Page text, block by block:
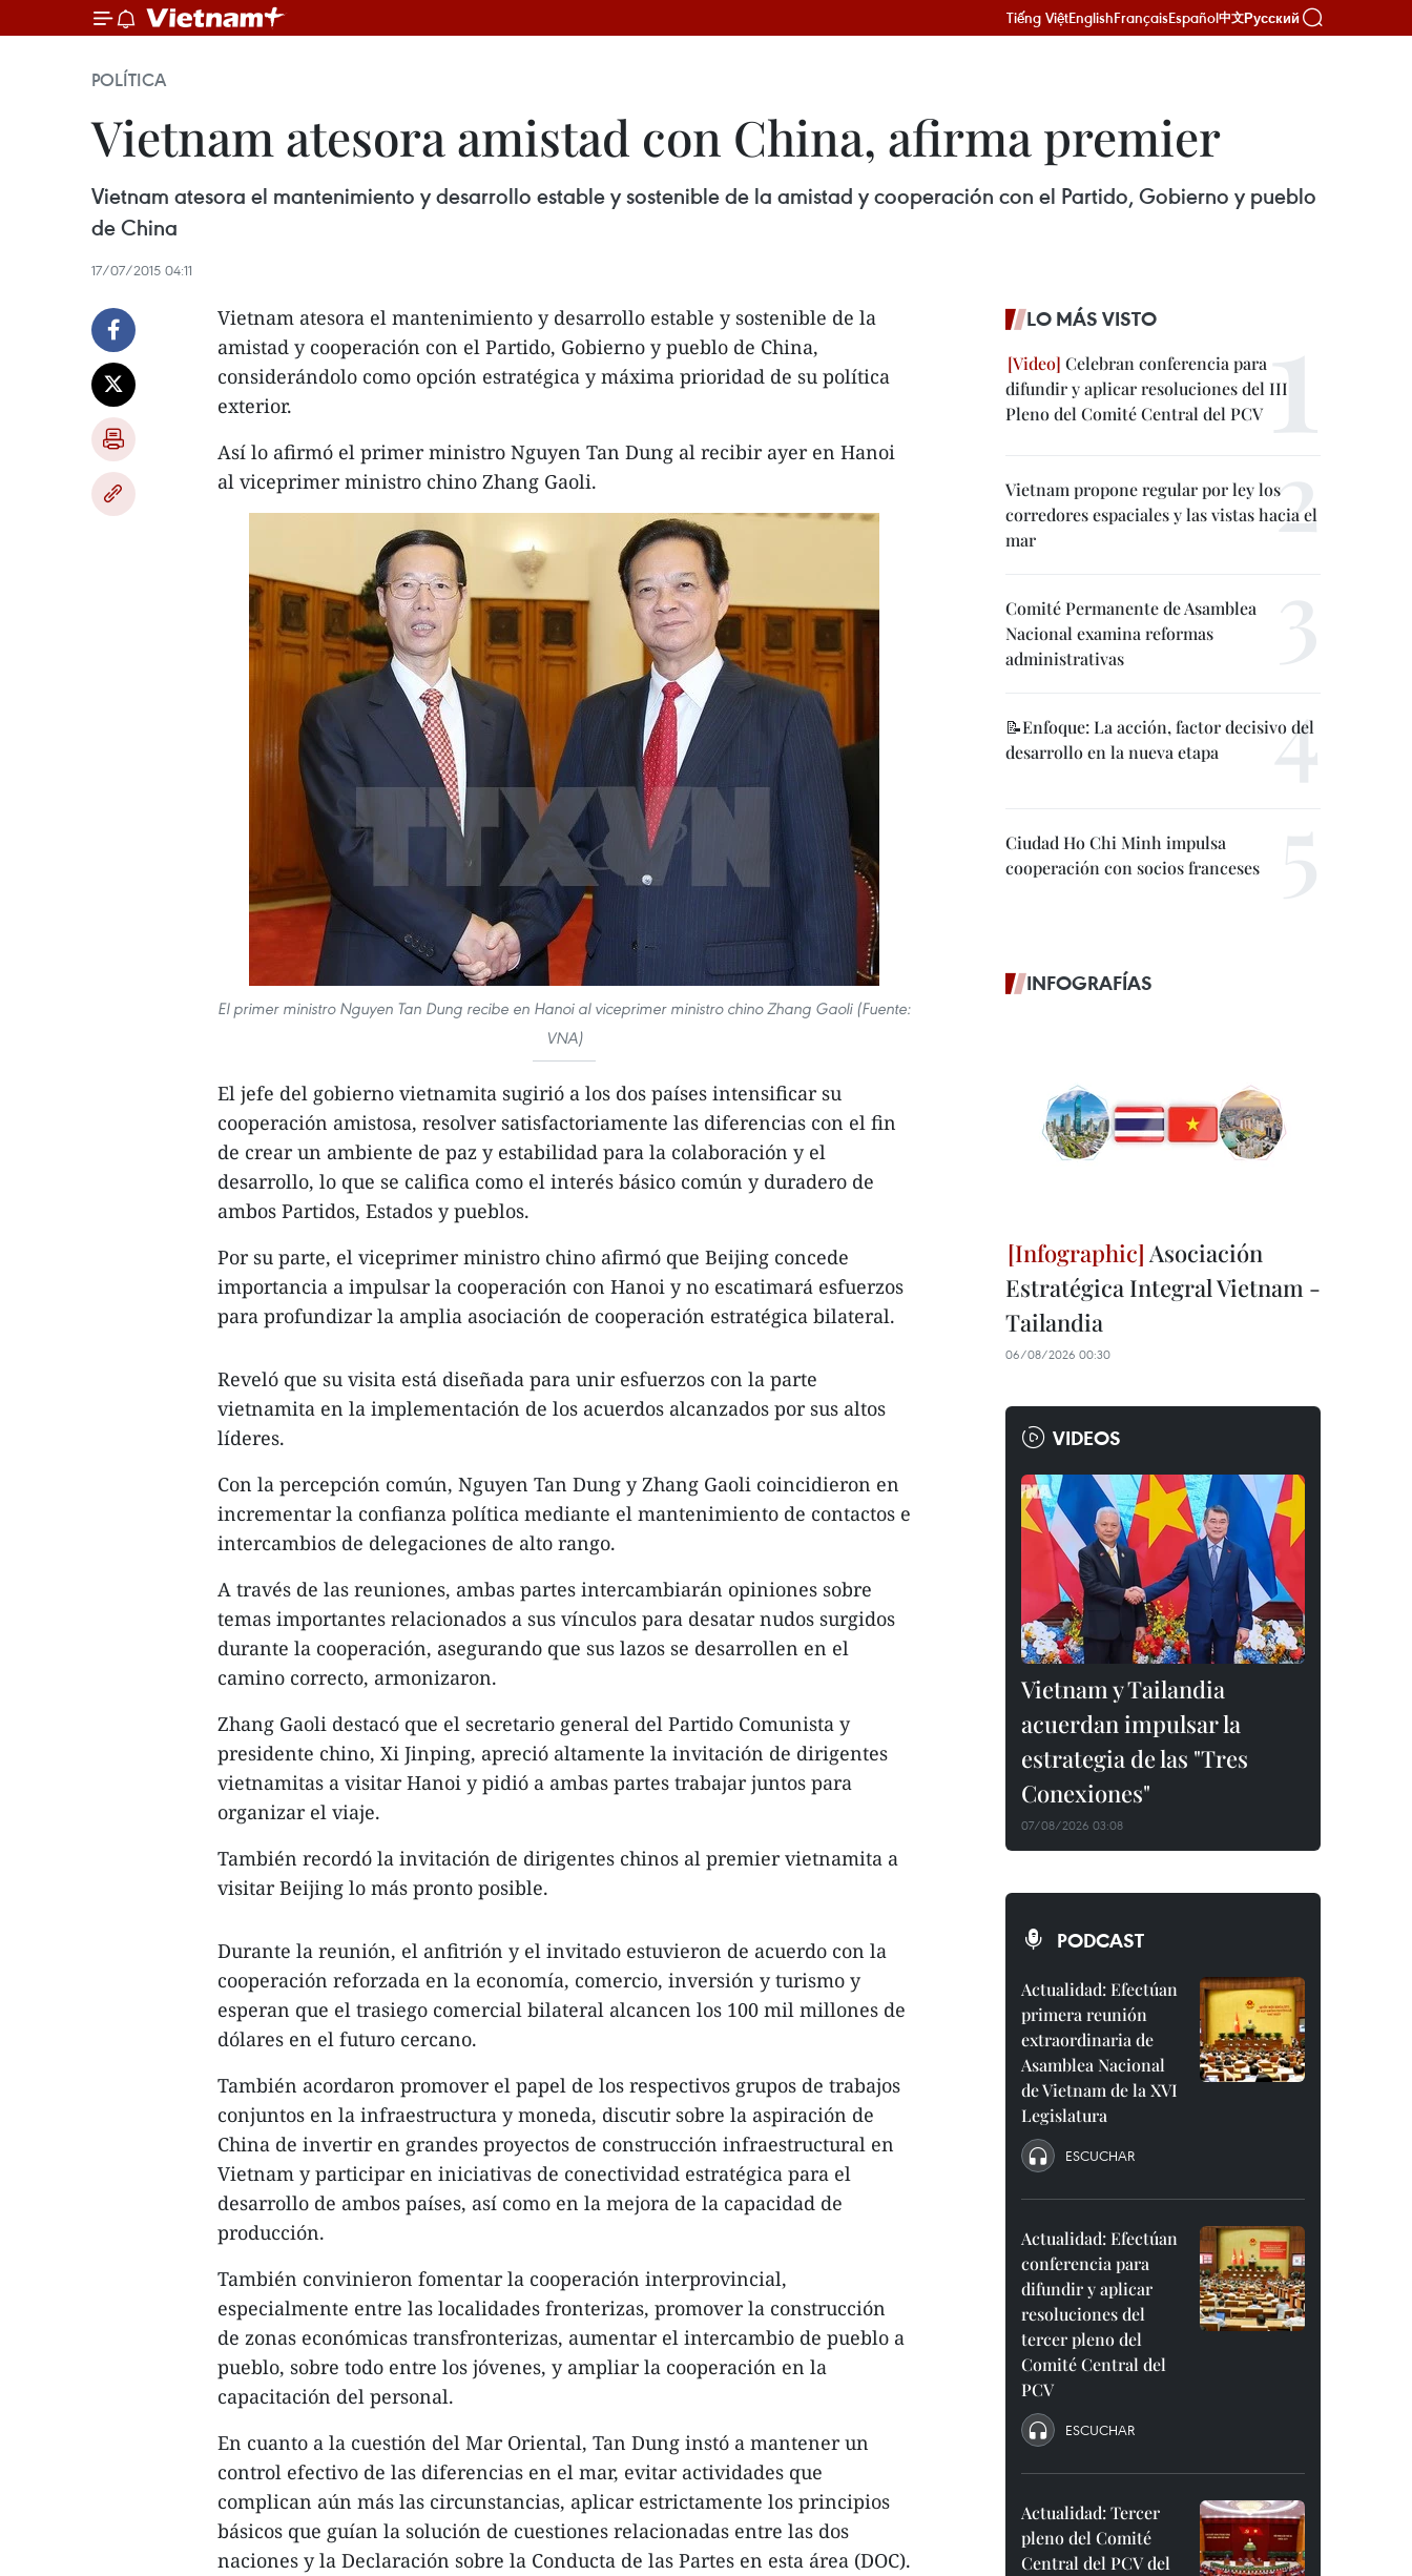
Tiếng ViệtEnglishFrançaisEspañol中文Русский
POLÍTICA
Vietnam atesora amistad con China, afirma premier
Vietnam atesora el mantenimiento y desarrollo estable y sostenible de la amistad y cooperación con el Partido, Gobierno y pueblo
de China
17/07/2015 04:11
Vietnam atesora el mantenimiento y desarrollo estable y sostenible de la
amistad y cooperación con el Partido, Gobierno y pueblo de China,
considerándolo como opción estratégica y máxima prioridad de su política
exterior.
Así lo afirmó el primer ministro Nguyen Tan Dung al recibir ayer en Hanoi
al viceprimer ministro chino Zhang Gaoli.
El primer ministro Nguyen Tan Dung recibe en Hanoi al viceprimer ministro chino Zhang Gaoli (Fuente:
VNA)
El jefe del gobierno vietnamita sugirió a los dos países intensificar su
cooperación amistosa, resolver satisfactoriamente las diferencias con el fin
de crear un ambiente de paz y estabilidad para la colaboración y el
desarrollo, lo que se califica como el interés básico común y duradero de
ambos Partidos, Estados y pueblos.
Por su parte, el viceprimer ministro chino afirmó que Beijing concede
importancia a impulsar la cooperación con Hanoi y no escatimará esfuerzos
para profundizar la amplia asociación de cooperación estratégica bilateral.
Reveló que su visita está diseñada para unir esfuerzos con la parte
vietnamita en la implementación de los acuerdos alcanzados por sus altos
líderes.
Con la percepción común, Nguyen Tan Dung y Zhang Gaoli coincidieron en
incrementar la confianza política mediante el mantenimiento de contactos e
intercambios de delegaciones de alto rango.
A través de las reuniones, ambas partes intercambiarán opiniones sobre
temas importantes relacionados a sus vínculos para desatar nudos surgidos
durante la cooperación, asegurando que sus lazos se desarrollen en el
camino correcto, armonizaron.
Zhang Gaoli destacó que el secretario general del Partido Comunista y
presidente chino, Xi Jinping, apreció altamente la invitación de dirigentes
vietnamitas a visitar Hanoi y pidió a ambas partes trabajar juntos para
organizar el viaje.
También recordó la invitación de dirigentes chinos al premier vietnamita a
visitar Beijing lo más pronto posible.
Durante la reunión, el anfitrión y el invitado estuvieron de acuerdo con la
cooperación reforzada en la economía, comercio, inversión y turismo y
esperan que el trasiego comercial bilateral alcancen los 100 mil millones de
dólares en el futuro cercano.
También acordaron promover el papel de los respectivos grupos de trabajos
conjuntos en la infraestructura y moneda, discutir sobre la aspiración de
China de invertir en grandes proyectos de construcción infraestructural en
Vietnam y participar en iniciativas de conectividad estratégica para el
desarrollo de ambos países, así como en la mejora de la capacidad de
producción.
También convinieron fomentar la cooperación interprovincial,
especialmente entre las localidades fronterizas, promover la construcción
de zonas económicas transfronterizas, aumentar el intercambio de pueblo a
pueblo, sobre todo entre los jóvenes, y ampliar la cooperación en la
capacitación del personal.
En cuanto a la cuestión del Mar Oriental, Tan Dung instó a mantener un
control efectivo de las diferencias en el mar, evitar actividades que
complican aún más las circunstancias, aplicar estrictamente los principios
básicos que guían la solución de cuestiones relacionadas entre las dos
naciones y la Declaración sobre la Conducta de las Partes en esta área (DOC).
LO MÁS VISTO
Celebran conferencia para
difundir y aplicar resoluciones del III
Pleno del Comité Central del PCV
Vietnam propone regular por ley los
corredores espaciales y las vistas hacia el
mar
Comité Permanente de Asamblea
Nacional examina reformas
administrativas
📝Enfoque: La acción, factor decisivo del
desarrollo en la nueva etapa
Ciudad Ho Chi Minh impulsa
cooperación con socios franceses
INFOGRAFÍAS
Asociación
Estratégica Integral Vietnam -
Tailandia
06/08/2026 00:30
VIDEOS
Vietnam y Tailandia
acuerdan impulsar la
estrategia de las "Tres
Conexiones"
07/08/2026 03:08
PODCAST
Actualidad: Efectúan
primera reunión
extraordinaria de
Asamblea Nacional
de Vietnam de la XVI
Legislatura
ESCUCHAR
Actualidad: Efectúan
conferencia para
difundir y aplicar
resoluciones del
tercer pleno del
Comité Central del
PCV
ESCUCHAR
Actualidad: Tercer
pleno del Comité
Central del PCV del